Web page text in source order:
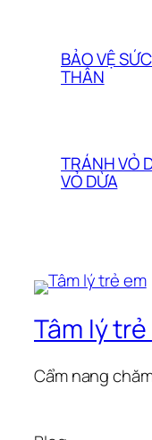
BẢO VỆ
THÂN
TRÁNH VỎ
VỎ DỪA
Tâm lý
Cẩm nang